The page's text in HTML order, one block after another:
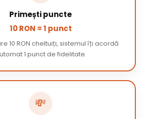
Primești puncte
10 RON = 1 punct
10 RON cheltuiți, sistemul îți acordă
1 punct de fidelitate.
💸